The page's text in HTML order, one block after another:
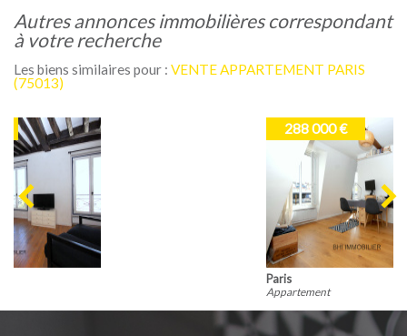
autres annonces immobilières correspondant
à votre recherche
Les biens similaires pour : VENTE APPARTEMENT PARIS
(75013)